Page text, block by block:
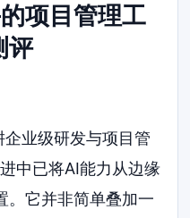
项目管理工
评
业级研发与项目管
中已将AI能力从边缘
。它并非简单叠加一